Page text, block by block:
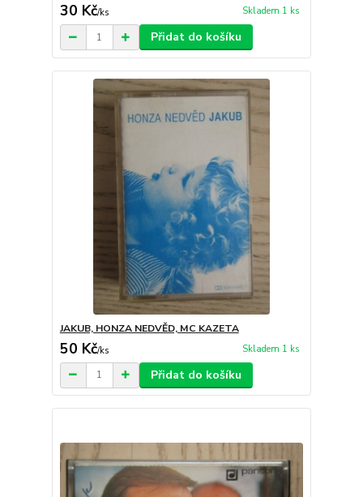
30 Kč/ks Skladem 1 ks
Přidat do košíku
JAKUB, HONZA NEDVĚD, MC KAZETA
50 Kč/ks Skladem 1 ks
Přidat do košíku